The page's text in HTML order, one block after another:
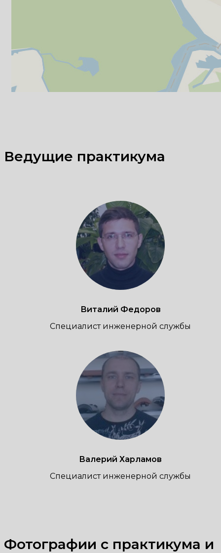
Ведущие практикума
Виталий Федоров
Специалист инженерной службы
Валерий Харламов
Специалист инженерной службы
Фотографии с практикума и